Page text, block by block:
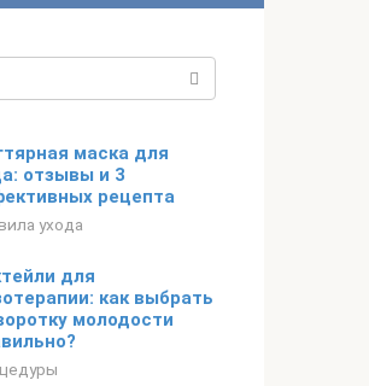
маска для
отзывы и 3
рецепта
ухода
для
как выбрать
молодости